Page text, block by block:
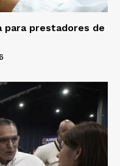
para prestadores de